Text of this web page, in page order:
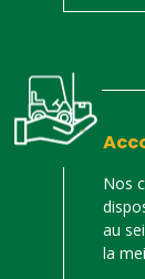
Nos
au
la